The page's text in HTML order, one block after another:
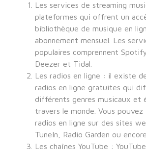
Les services de streaming
plateformes qui offrent un
bibliothèque de musique en
abonnement mensuel. Les
populaires comprennent
Deezer et Tidal.
Les radios en ligne : il existe
radios en ligne gratuites qui
différents genres musicaux et
travers le monde. Vous
radios en ligne sur des sites
TuneIn, Radio Garden ou
Les chaînes YouTube :